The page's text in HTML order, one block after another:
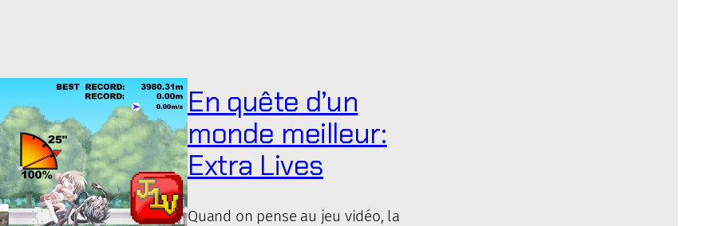
En quête d’un
monde meilleur:
Extra Lives
Quand on pense au jeu vidéo, la